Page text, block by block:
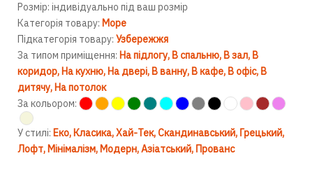
Розмір: індивідуально під ваш розмір
Категорія товару: Море
Підкатегорія товару: Узбережжя
За типом приміщення: На підлогу В спальню В зал В
коридор На кухню На двері В ванну В кафе В офіс В
дитячу На потолок
За кольором:
У стилі: Еко Класика Хай-Тек Скандинавський Грецький
Лофт Мінімалізм Модерн Азіатський Прованс